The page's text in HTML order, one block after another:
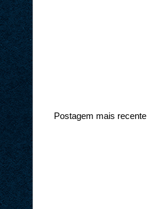
Postagem mais recente